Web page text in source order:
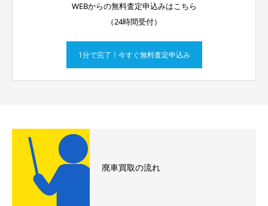
WEBからの無料査定申込みはこちら
（24時間受付）
1分で完了！今すぐ無料査定申込み
廃車買取の流れ